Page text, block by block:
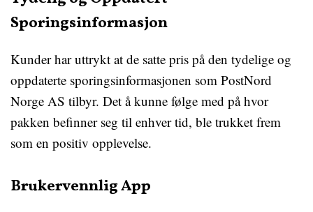
Sporingsinformasjon
Kunder har uttrykt at de satte pris på den tydelige og
oppdaterte sporingsinformasjonen som PostNord
Norge AS tilbyr. Det å kunne følge med på hvor
pakken befinner seg til enhver tid, ble trukket frem
som en positiv opplevelse.
Brukervennlig App